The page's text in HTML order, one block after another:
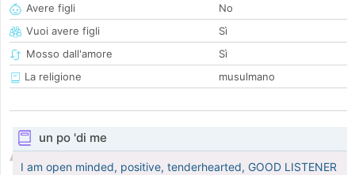
Avere figli
No
Vuoi avere figli
Sì
Mosso dall'amore
Sì
La religione
musulmano
un po 'di me
I am open minded, positive, tenderhearted, GOOD LISTENER